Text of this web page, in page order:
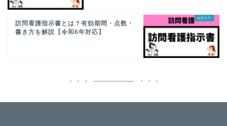
訪問看護指示書とは？有効期間・点数・
書き方を解説【令和6年対応】